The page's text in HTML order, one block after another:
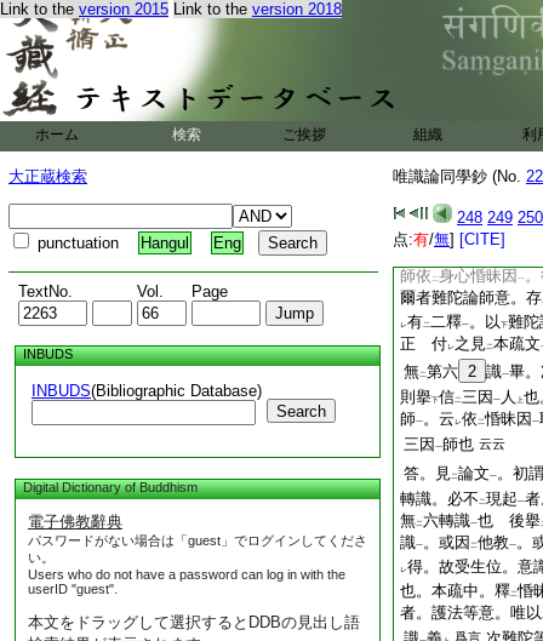
Link to the version 2015 Link to the version 2018
ホーム 検索 ご挨拶 組織 利
大正蔵検索
punctuation Hangul Eng
TextNo. Vol. Page
INBUDS
INBUDS(Bibliographic Database)
Search
Digital Dictionary of Buddhism
電子佛教辭典
パスワードがない場合は「guest」でログインしてくださ
い。
Users who do not have a password can log in with the
userID "guest".
本文をドラッグして選択するとDDBの見出し語
唯識論同學鈔 (No.
248 249 250
点:有/無] [CITE]
五塵一 。或因 他
界殊妙ナルヲ以
。死位
21
能破文廣。
會云。有餘部
意識
。行相所縁。
疏云。根本計
麁細
レ
然。必別時起。今
次難陀等
問。論中明
生死位
師依 二身心惛昧因 一
爾者難陀論師意。存
レ有二二釋一。以下難陀
正 付レ之見二本疏文
無二第六 2 識一畢
則擧下信二三因 一 人 上也
師一。云 レ依 二惛昧因 一
三因 一師也 云云
答。見二論文一。初
轉識。必不 二現起一
無二六轉識一也 後擧
識一。或因 二他教一。
レ得。故受生位。意
也。本疏中。釋二惛
者。護法等意。唯以
爲言